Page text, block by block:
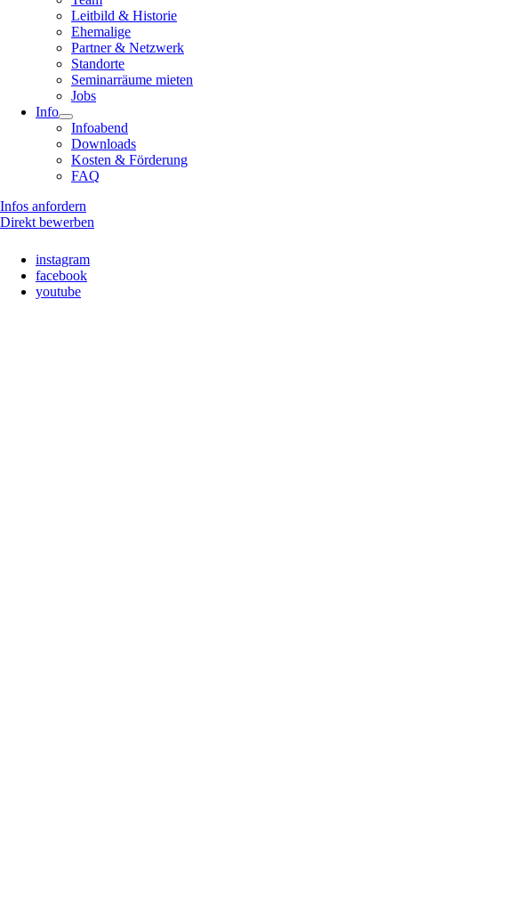
Leitbild & Historie
Ehemalige
Partner & Netzwerk
Standorte
Seminarräume mieten
Jobs
Info
Infoabend
Downloads
Kosten & Förderung
FAQ
Infos anfordern
Direkt bewerben
instagram
facebook
youtube